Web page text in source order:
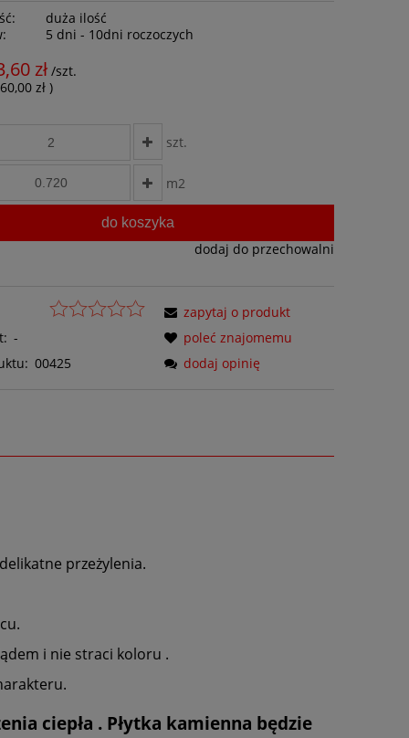
duża ilość
5 dni - 10dni roczoczych
zł /szt.
zł)
szt.
m2
do koszyka
dodaj do przechowalni
-
00425
zapytaj o produkt
poleć znajomemu
dodaj opinię
przeżylenia.
i nie straci koloru .
ciepła . Płytka kamienna będzie